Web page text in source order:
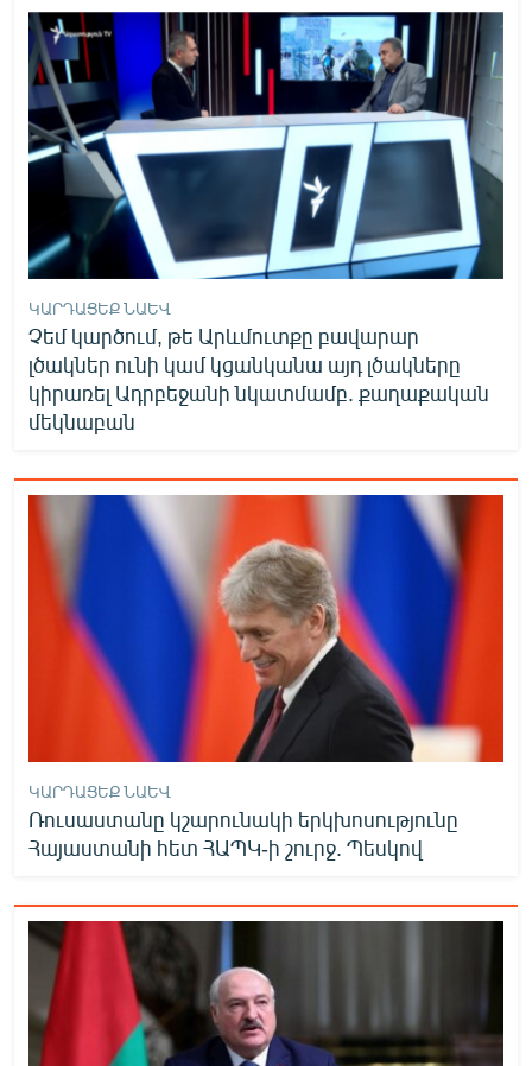
ԿԱՐԴԱՑԵՔ ՆԱԵՎ
Չեմ կարծում, թե Արևմուտքը բավարար
լծակներ ունի կամ կցանկանա այդ լծակները
կիրառել Ադրբեջանի նկատմամբ. քաղաքական
մեկնաբան
ԿԱՐԴԱՑԵՔ ՆԱԵՎ
Ռուսաստանը կշարունակի երկխոսությունը
Հայաստանի հետ ՀԱՊԿ-ի շուրջ. Պեսկով